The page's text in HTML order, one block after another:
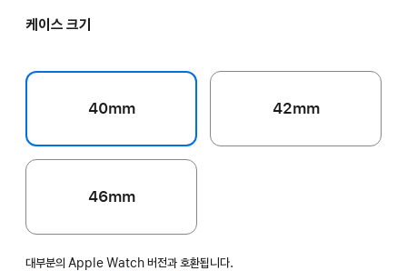
케이스 크기
40mm 42mm
46mm
대부분의 Apple Watch 버전과 호환됩니다.